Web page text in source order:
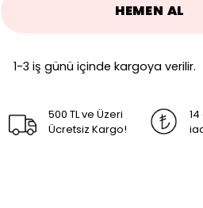
HEMEN AL
1-3 iş günü içinde kargoya verilir.
500 TL ve Üzeri
Ücretsiz Kargo!